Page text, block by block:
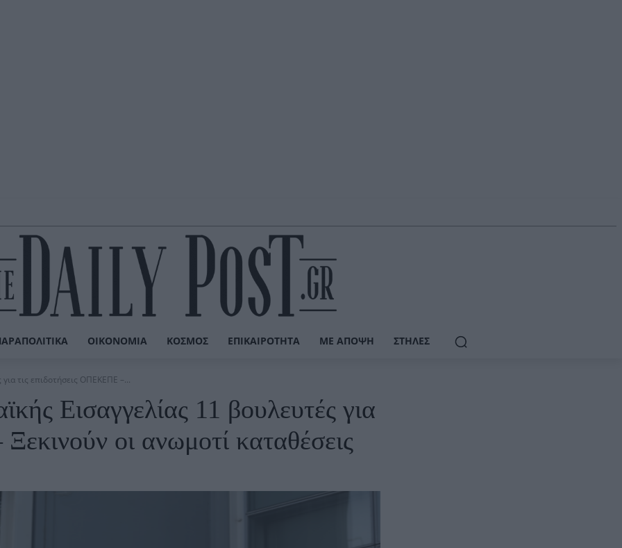
ΟΙΚΟΝΟΜΊΑ ΚΌΣΜΟΣ ΕΠΙΚΑΙΡΌΤΗΤΑ ΜΕ ΆΠΟΨΗ ΣΤΉΛΕΣ
τις επιδοτήσεις ΟΠΕΚΕΠΕ –...
Εισαγγελίας 11 βουλευτές για
οι ανωμοτί καταθέσεις